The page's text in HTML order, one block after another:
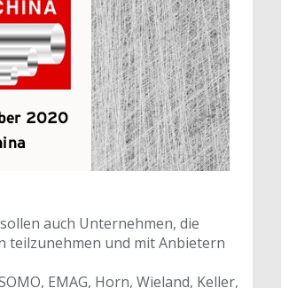
auch Unternehmen, die
teilzunehmen und mit Anbietern
EMAG, Horn, Wieland, Keller,